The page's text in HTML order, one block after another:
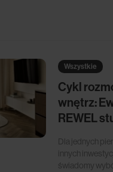
Wszystkie
Cykl
wnętrz:
REWEL
Dla jednych
innych
świadomy